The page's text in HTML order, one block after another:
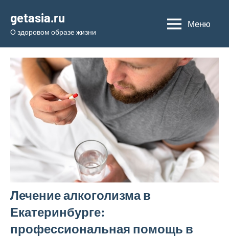
содержимому
getasia.ru
О здоровом образе жизни
Меню
Лечение алкоголизма в
Екатеринбурге:
профессиональная помощь в